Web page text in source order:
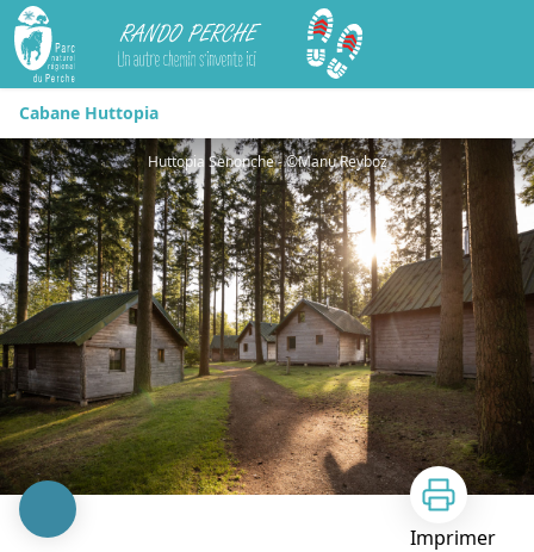
Rando Perche
Cabane Huttopia
Huttopia Senonche - ©Manu Reyboz
Imprimer